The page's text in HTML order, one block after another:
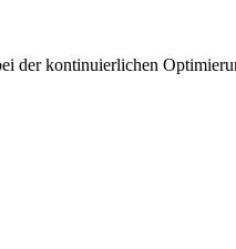
kontinuierlichen